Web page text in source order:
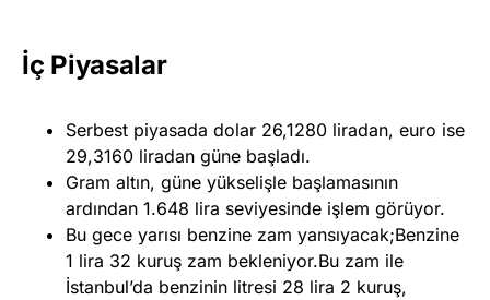
İç Piyasalar
Serbest piyasada dolar 26,1280 liradan, euro ise
29,3160 liradan güne başladı.
Gram altın, güne yükselişle başlamasının
ardından 1.648 lira seviyesinde işlem görüyor.
Bu gece yarısı benzine zam yansıyacak;Benzine
1 lira 32 kuruş zam bekleniyor.Bu zam ile
İstanbul’da benzinin litresi 28 lira 2 kuruş,